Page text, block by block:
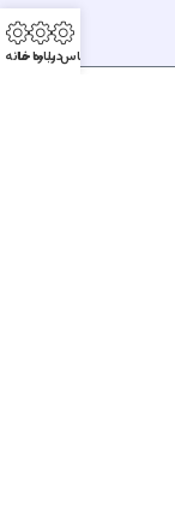
خانهدرباره ما
تماس با ما